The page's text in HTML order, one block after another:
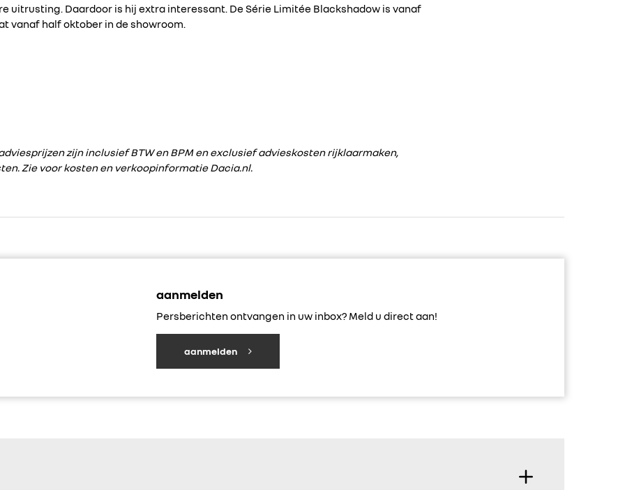
uitrusting. Daardoor is hij extra interessant. De Série Limitée Blackshadow is vanaf
vanaf half oktober in de showroom.
zijn inclusief BTW en BPM en exclusief advieskosten rijklaarmaken,
Zie voor kosten en verkoopinformatie Dacia.nl.
aanmelden
Persberichten ontvangen in uw inbox? Meld u direct aan!
aanmelden